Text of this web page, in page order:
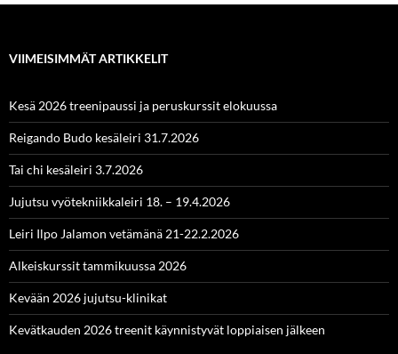
VIIMEISIMMÄT ARTIKKELIT
Kesä 2026 treenipaussi ja peruskurssit elokuussa
Reigando Budo kesäleiri 31.7.2026
Tai chi kesäleiri 3.7.2026
Jujutsu vyötekniikkaleiri 18. – 19.4.2026
Leiri Ilpo Jalamon vetämänä 21-22.2.2026
Alkeiskurssit tammikuussa 2026
Kevään 2026 jujutsu-klinikat
Kevätkauden 2026 treenit käynnistyvät loppiaisen jälkeen